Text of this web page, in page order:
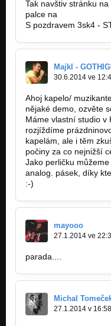
Tak navštiv stránku
palce na
S pozdravem 3sk4 -
Majkl -
30.6.2014 ve
Ahoj kapelo/
nějaké demo, ozvěte
Máme vlastní studio v
rozjíždíme
kapelám, ale i těm
počiny za co nejnižší
Jako perličku
analog. pásek, díky
:-)
mayooo
27.1.2014 ve
parada....
Michal
27.1.2014 v 16:58